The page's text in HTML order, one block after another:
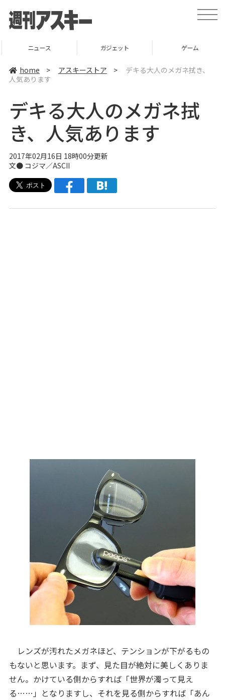
t
o
ニュース ガジェット ゲーム
home > アスキーストア >
デキる大人のメガネ拭き、
人気あります
デキる大人のメガネ拭
き、人気あります
2017年02月16日 18時00分更新
文● コジマ／ASCII
レンズが汚れたメガネほど、テンションが下がるもの
もないと思います。まず、見た目が絶対に美しくありま
せん。かけている側からすれば「世界が濁って見え
る……」となりますし、それを見る側からすれば「あん